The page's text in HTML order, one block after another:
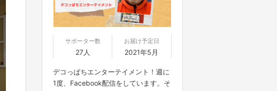
サポーター数
27人
お届け予定日
2021年5月
デコっぱちエンターテイメント！週に
1度、Facebook配信をしています。そ